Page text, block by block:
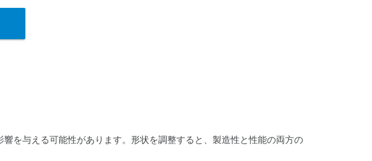
を与える可能性があります。形状を調整すると、製造性と性能の両方の